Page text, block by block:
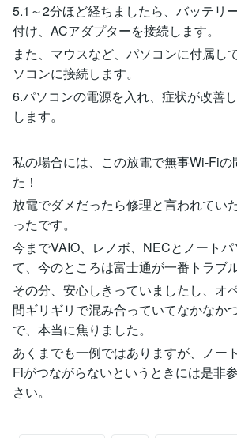
5.1～2分ほど経ちましたら、バッテリ
付け、ACアダプターを接続します。
また、マウスなど、パソコンに付属し
ソコンに接続します。
6.パソコンの電源を入れ、症状が改善
します。
私の場合には、この放電で無事Wi-Fiの
た！
放電でダメだったら修理と言われてい
ったです。
今までVAIO、レノボ、NECとノート
て、今のところは富士通が一番トラブ
その分、安心しきっていましたし、オ
間ギリギリで混み合っていてなかなか
で、本当に焦りました。
あくまでも一例ではありますが、ノー
Fiがつながらないというときには是非
さい。